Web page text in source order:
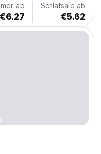
ab
€6.27
Schlafsäle ab
€5.62